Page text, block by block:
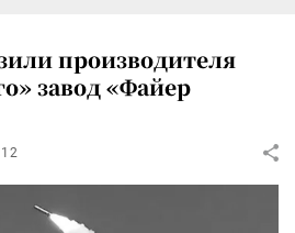
производителя
завод «Файер
12